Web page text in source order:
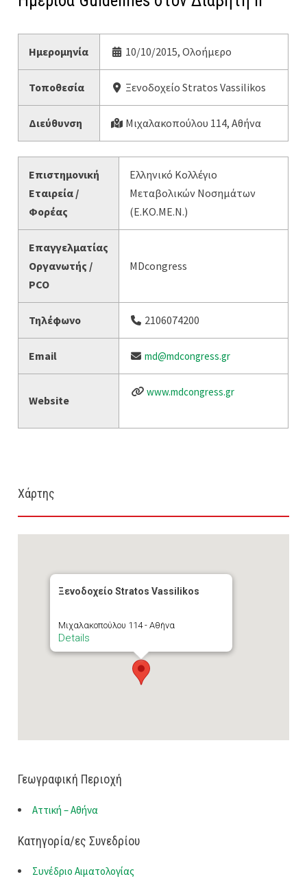
Ημερομηνία 10/10/2015, Ολοήμερο
Τοποθεσία Ξενοδοχείο Stratos Vassilikos
Διεύθυνση Μιχαλακοπούλου 114, Αθήνα
Επιστημονική
Εταιρεία /
Φορέας
Ελληνικό Κολλέγιο
Μεταβολικών Νοσημάτων
(Ε.ΚΟ.ΜΕ.Ν.)
Επαγγελματίας
Οργανωτής /
PCO
MDcongress
Τηλέφωνο 2106074200
Email md@mdcongress.gr
Website
www.mdcongress.gr
Χάρτης
Ξενοδοχείο Stratos Vassilikos
Μιχαλακοπούλου 114 - Αθήνα
Details
Γεωγραφική Περιοχή
Αττική – Αθήνα
Κατηγορία/ες Συνεδρίου
Συνέδριο Αιματολογίας